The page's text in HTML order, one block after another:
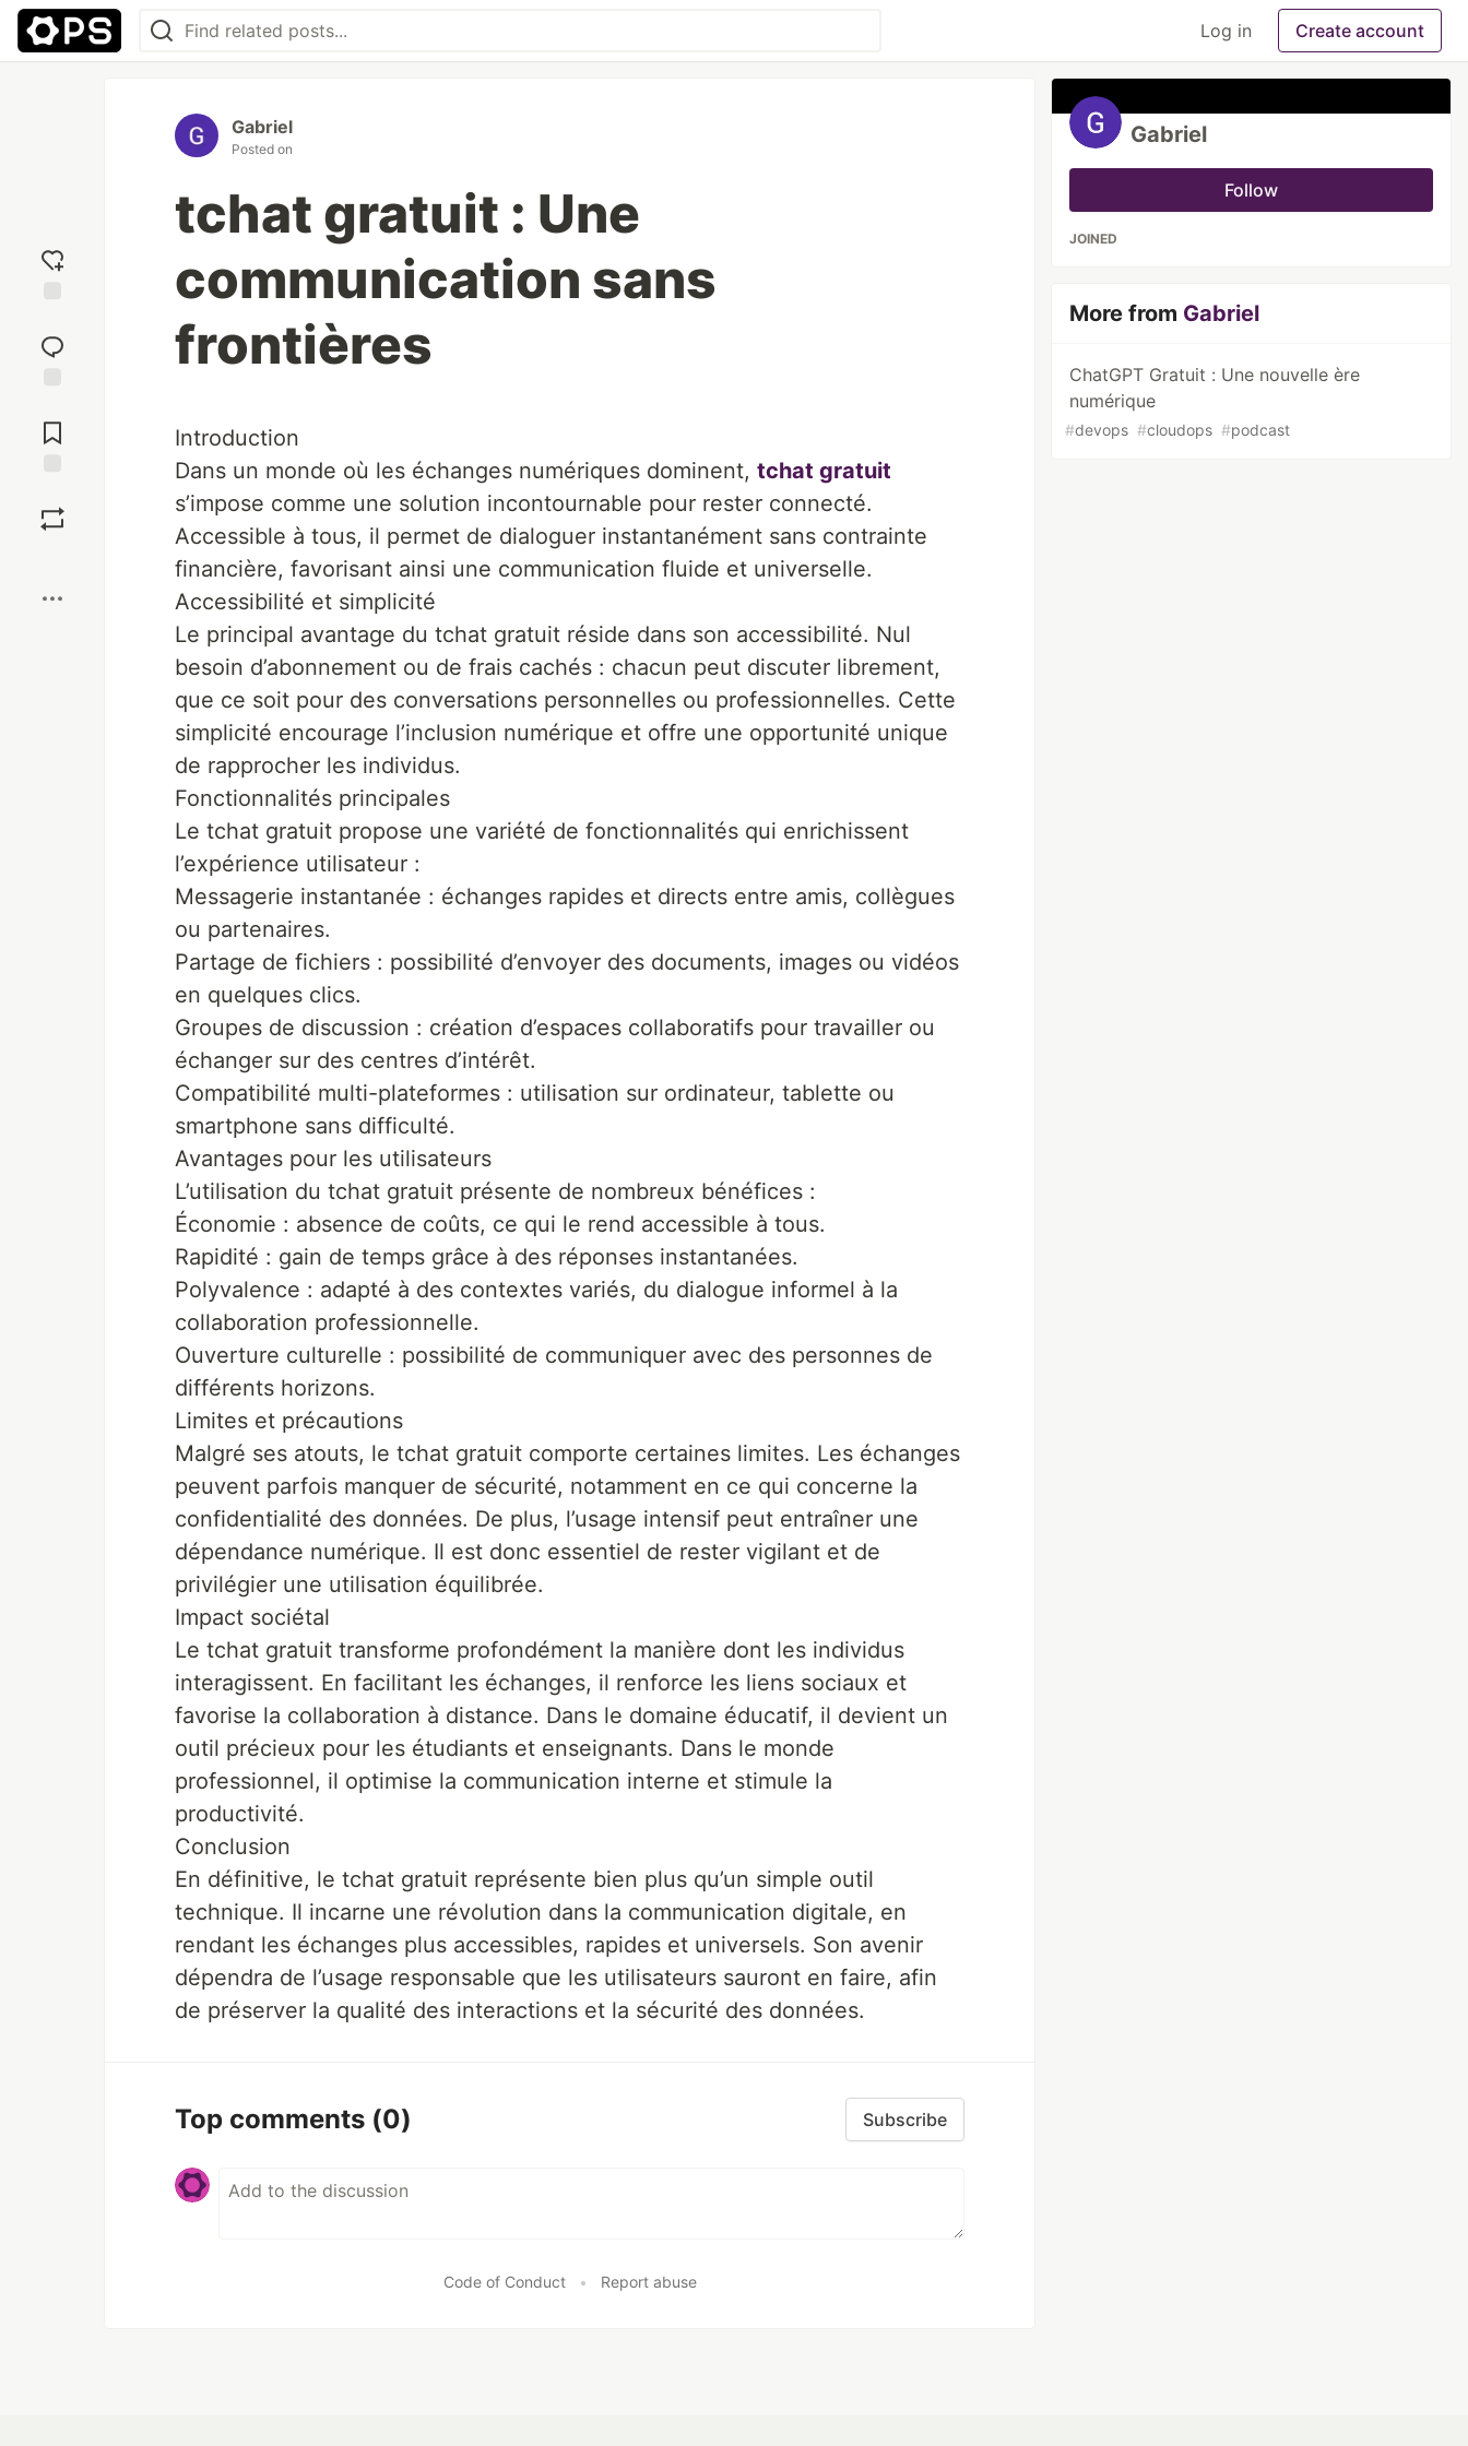
Log in Create account
reaction
Comments
Gabriel
Posted on
tchat gratuit : Une
communication sans
frontières
Introduction
Dans un monde où les échanges numériques dominent, tchat gratuit
s’impose comme une solution incontournable pour rester connecté.
Accessible à tous, il permet de dialoguer instantanément sans contrainte
financière, favorisant ainsi une communication fluide et universelle.
Accessibilité et simplicité
Le principal avantage du tchat gratuit réside dans son accessibilité. Nul
besoin d’abonnement ou de frais cachés : chacun peut discuter librement,
que ce soit pour des conversations personnelles ou professionnelles. Cette
simplicité encourage l’inclusion numérique et offre une opportunité unique
de rapprocher les individus.
Fonctionnalités principales
Le tchat gratuit propose une variété de fonctionnalités qui enrichissent
l’expérience utilisateur :
Messagerie instantanée : échanges rapides et directs entre amis, collègues
ou partenaires.
Partage de fichiers : possibilité d’envoyer des documents, images ou vidéos
en quelques clics.
Groupes de discussion : création d’espaces collaboratifs pour travailler ou
échanger sur des centres d’intérêt.
Compatibilité multi-plateformes : utilisation sur ordinateur, tablette ou
smartphone sans difficulté.
Avantages pour les utilisateurs
L’utilisation du tchat gratuit présente de nombreux bénéfices :
Économie : absence de coûts, ce qui le rend accessible à tous.
Rapidité : gain de temps grâce à des réponses instantanées.
Polyvalence : adapté à des contextes variés, du dialogue informel à la
collaboration professionnelle.
Ouverture culturelle : possibilité de communiquer avec des personnes de
différents horizons.
Limites et précautions
Malgré ses atouts, le tchat gratuit comporte certaines limites. Les échanges
peuvent parfois manquer de sécurité, notamment en ce qui concerne la
confidentialité des données. De plus, l’usage intensif peut entraîner une
dépendance numérique. Il est donc essentiel de rester vigilant et de
privilégier une utilisation équilibrée.
Impact sociétal
Le tchat gratuit transforme profondément la manière dont les individus
interagissent. En facilitant les échanges, il renforce les liens sociaux et
favorise la collaboration à distance. Dans le domaine éducatif, il devient un
outil précieux pour les étudiants et enseignants. Dans le monde
professionnel, il optimise la communication interne et stimule la
productivité.
Conclusion
En définitive, le tchat gratuit représente bien plus qu’un simple outil
technique. Il incarne une révolution dans la communication digitale, en
rendant les échanges plus accessibles, rapides et universels. Son avenir
dépendra de l’usage responsable que les utilisateurs sauront en faire, afin
de préserver la qualité des interactions et la sécurité des données.
Top comments (0) Subscribe
Code of Conduct • Report abuse
Gabriel
Follow
JOINED
More from Gabriel
ChatGPT Gratuit : Une nouvelle ère
numérique
#devops #cloudops #podcast